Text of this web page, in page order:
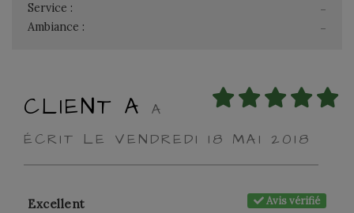
-
Service :
-
Ambiance :
CLIENT A
A
ÉCRIT LE VENDREDI 18 MAI 2018
Avis vérifié
Excellent